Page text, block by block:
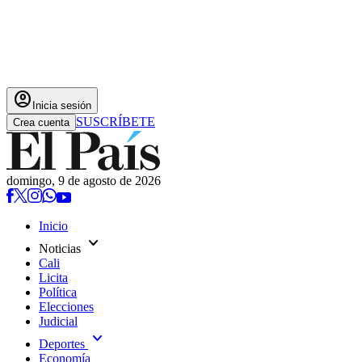
account_circle Inicia sesión
Crea cuenta SUSCRÍBETE
domingo, 9 de agosto de 2026
Inicio
Noticias expand_more
Cali
Licita
Política
Elecciones
Judicial
Deportes expand_more
Economía